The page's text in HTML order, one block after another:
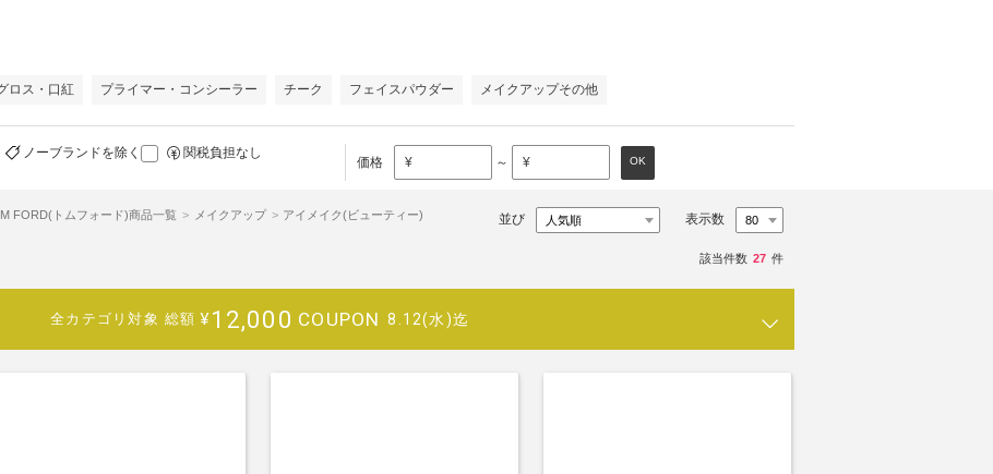
ロス・口紅 プライマー・コンシーラー チーク フェイスパウダー メイクアップその他
ノーブランドを除く
関税負担なし
価格 ¥ ～ ¥ OK
FORD(トムフォード)商品一覧 メイクアップ アイメイク(ビューティー) 並び 表示数
該当件数 27 件
全カテゴリ対象 総額 ¥12,000 COUPON 8.12(水)迄